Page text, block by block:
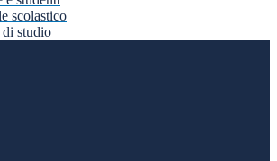
scolastico
di studio